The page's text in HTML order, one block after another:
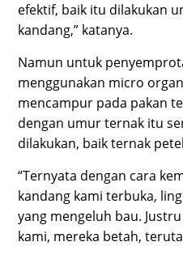
efektif, baik itu dilakukan
kandang,” katanya.
Namun untuk
menggunakan micro
mencampur pada pakan
dengan umur ternak itu
dilakukan, baik ternak
“Ternyata dengan cara
kandang kami terbuka,
yang mengeluh bau.
kami, mereka betah,